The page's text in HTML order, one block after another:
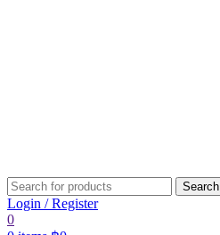
Search
Login / Register
0